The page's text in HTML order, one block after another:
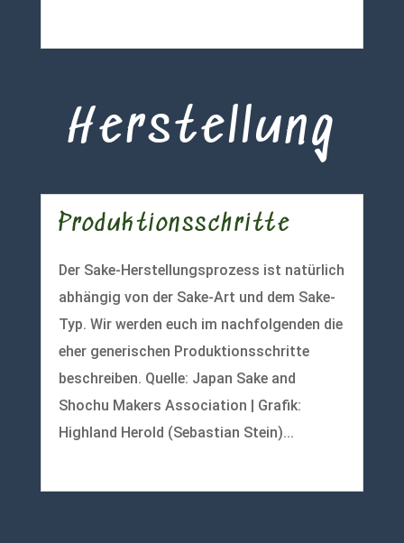
Herstellung
Produktionsschritte
Der Sake-Herstellungsprozess ist natürlich
abhängig von der Sake-Art und dem Sake-
Typ. Wir werden euch im nachfolgenden die
eher generischen Produktionsschritte
beschreiben. Quelle: Japan Sake and
Shochu Makers Association | Grafik:
Highland Herold (Sebastian Stein)...